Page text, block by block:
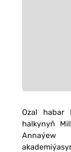
Ozal
halkynyň
Annaýew